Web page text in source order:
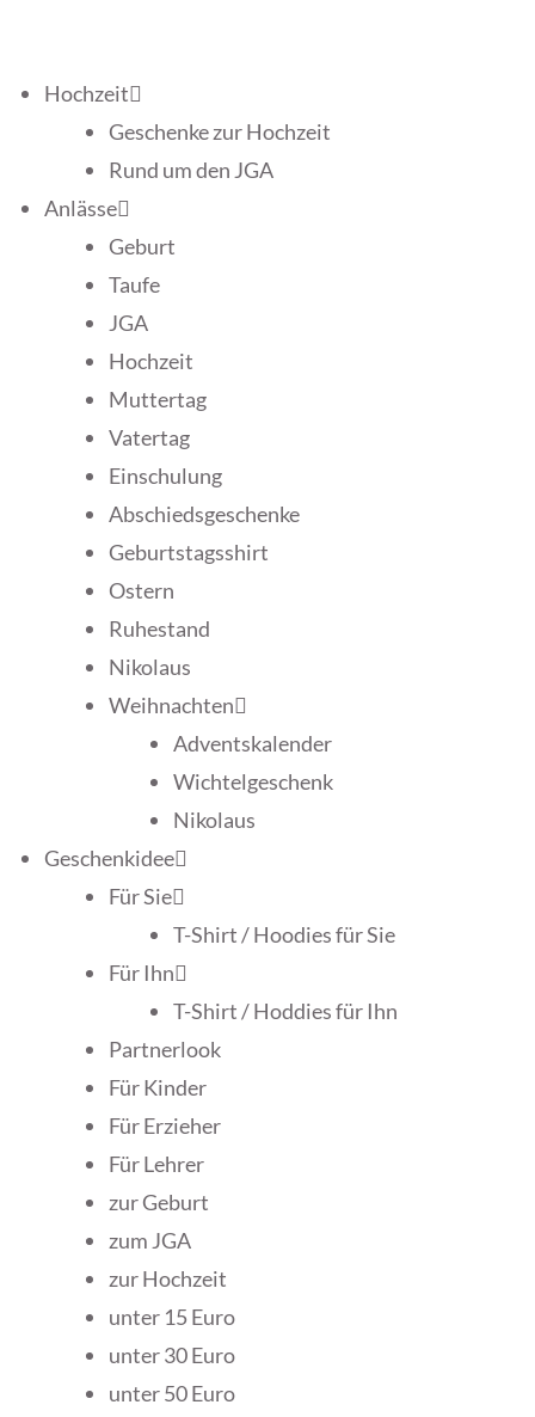
Hochzeit
Geschenke zur Hochzeit
Rund um den JGA
Anlässe
Geburt
Taufe
JGA
Hochzeit
Muttertag
Vatertag
Einschulung
Abschiedsgeschenke
Geburtstagsshirt
Ostern
Ruhestand
Nikolaus
Weihnachten
Adventskalender
Wichtelgeschenk
Nikolaus
Geschenkidee
Für Sie
T-Shirt / Hoodies für Sie
Für Ihn
T-Shirt / Hoddies für Ihn
Partnerlook
Für Kinder
Für Erzieher
Für Lehrer
zur Geburt
zum JGA
zur Hochzeit
unter 15 Euro
unter 30 Euro
unter 50 Euro